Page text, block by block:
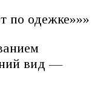
по одежке»»»
вид —